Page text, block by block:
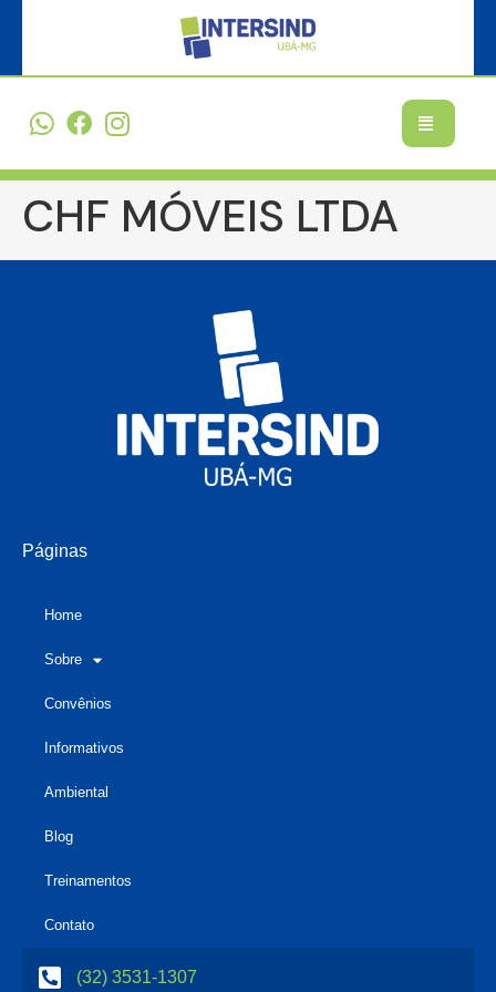
CHF MÓVEIS LTDA
Páginas
Home
Sobre
Convênios
Informativos
Ambiental
Blog
Treinamentos
Contato
(32) 3531-1307